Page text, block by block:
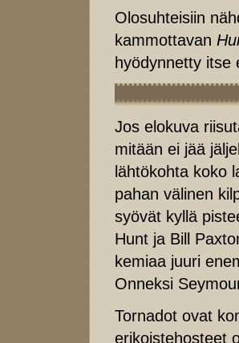
Olosuhteisiin
kammottavan
hyödynnetty itse
Jos elokuva
mitään ei jää
lähtökohta koko
pahan välinen
syövät kyllä
Hunt ja Bill
kemiaa juuri
Onneksi
Tornadot ovat
erikoistehosteet